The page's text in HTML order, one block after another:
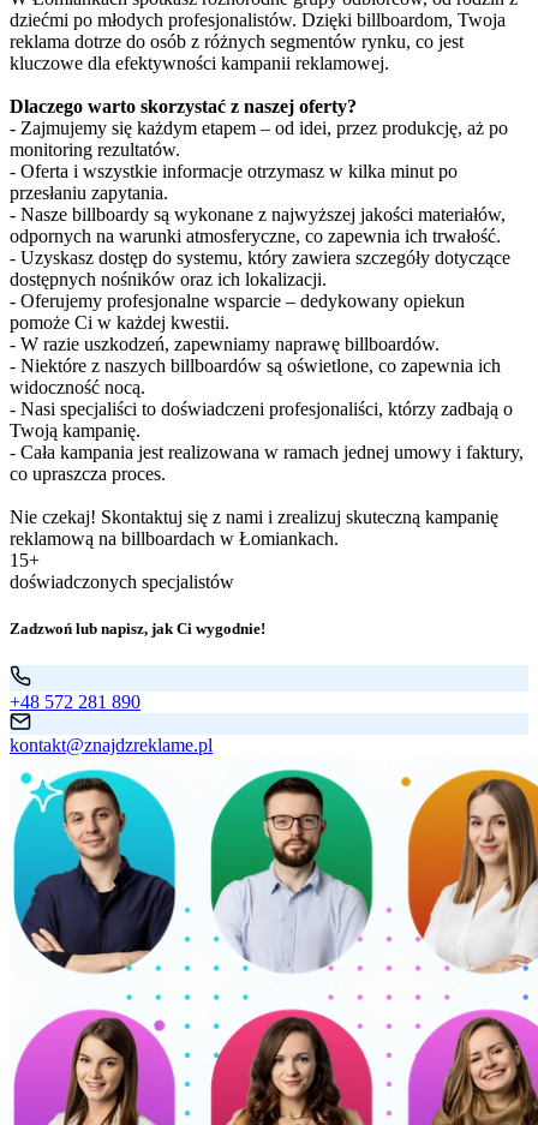
dziećmi po młodych profesjonalistów. Dzięki billboardom, Twoja
reklama dotrze do osób z różnych segmentów rynku, co jest
kluczowe dla efektywności kampanii reklamowej.
Dlaczego warto skorzystać z naszej oferty?
- Zajmujemy się każdym etapem – od idei, przez produkcję, aż po
monitoring rezultatów.
- Oferta i wszystkie informacje otrzymasz w kilka minut po
przesłaniu zapytania.
- Nasze billboardy są wykonane z najwyższej jakości materiałów,
odpornych na warunki atmosferyczne, co zapewnia ich trwałość.
- Uzyskasz dostęp do systemu, który zawiera szczegóły dotyczące
dostępnych nośników oraz ich lokalizacji.
- Oferujemy profesjonalne wsparcie – dedykowany opiekun
pomoże Ci w każdej kwestii.
- W razie uszkodzeń, zapewniamy naprawę billboardów.
- Niektóre z naszych billboardów są oświetlone, co zapewnia ich
widoczność nocą.
- Nasi specjaliści to doświadczeni profesjonaliści, którzy zadbają o
Twoją kampanię.
- Cała kampania jest realizowana w ramach jednej umowy i faktury,
co upraszcza proces.
Nie czekaj! Skontaktuj się z nami i zrealizuj skuteczną kampanię
reklamową na billboardach w Łomiankach.
15+
doświadczonych specjalistów
Zadzwoń lub napisz, jak Ci wygodnie!
+48 572 281 890
kontakt@znajdzreklame.pl